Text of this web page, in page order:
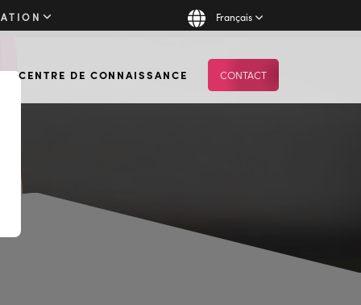
Français
CENTRE DE CONNAISSANCE CONTACT